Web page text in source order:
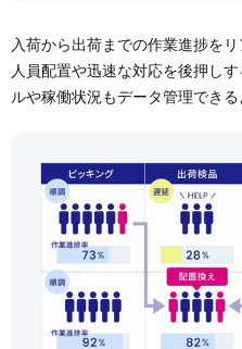
入荷から出荷までの作業進捗を
人員配置や迅速な対応を後押し
ルや稼働状況もデータ管理できる